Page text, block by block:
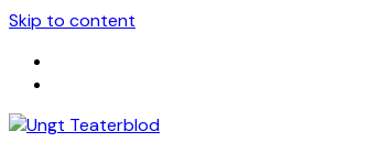
Skip to content